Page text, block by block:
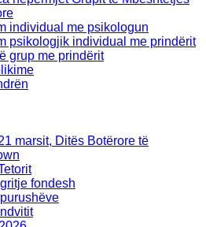
individual me psikologun
psikologjik individual me prindërit
grup me prindërit
marsit, Ditës Botërore të
fondesh